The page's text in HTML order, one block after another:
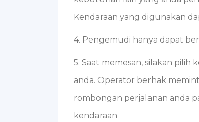
Kendaraan yang digunakan
4. Pengemudi hanya dapat
5. Saat memesan, silakan
anda. Operator berhak
rombongan perjalanan anda
kendaraan